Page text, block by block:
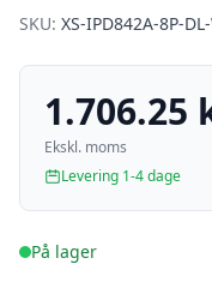
SKU: XS-IPD842A-8P-
1.706.25
Ekskl. moms
Levering 1-4 dage
På lager